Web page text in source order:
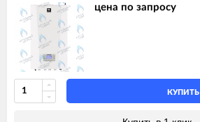
цена по запросу
КУПИТЬ